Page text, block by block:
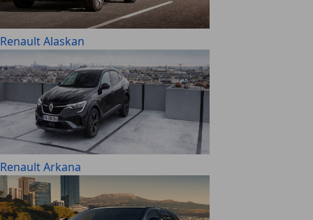
Renault Alaskan
Renault Arkana